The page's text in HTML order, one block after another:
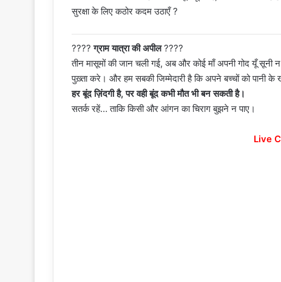
सुरक्षा के लिए कठोर कदम उठाएँ ?
????ग्राम यात्रा की अपील????
तीन मासूमों की जान चली गई, अब और कोई माँ अपनी गोद यूँ सूनी
पुख़्ता करे। और हम सबकी जिम्मेदारी है कि अपने बच्चों को पानी के
हर बूंद ज़िंदगी है, पर वही बूंद कभी मौत भी बन सकती है।
सतर्क रहें… ताकि किसी और आंगन का चिराग बुझने न पाए।
Live